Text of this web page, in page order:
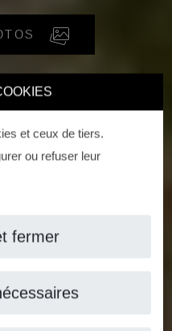
et ceux de tiers.
ou refuser leur
fermer